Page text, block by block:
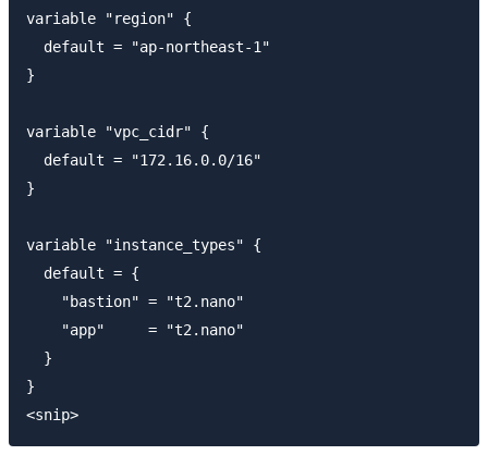
variable "region" {
  default = "ap-northeast-1"
}
variable "vpc_cidr" {
  default = "172.16.0.0/16"
}
variable "instance_types" {
  default = {
    "bastion" = "t2.nano"
    "app"     = "t2.nano"
  }
}